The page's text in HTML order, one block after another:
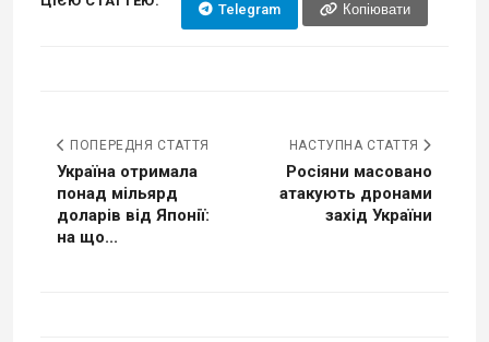
Telegram Копіювати
ПОПЕРЕДНЯ СТАТТЯ
Україна отримала
понад мільярд
доларів від Японії:
на що...
НАСТУПНА СТАТТЯ
Росіяни масовано
атакують дронами
захід України